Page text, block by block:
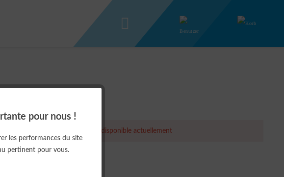
pour nous !
les performances du site
pertinent pour vous.
Cet article est indisponible actuellement